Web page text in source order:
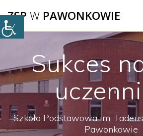
do
ZSP W PAWONKOWIE
Sukces
Szkoła Podstawowa im.
Pawonkowie